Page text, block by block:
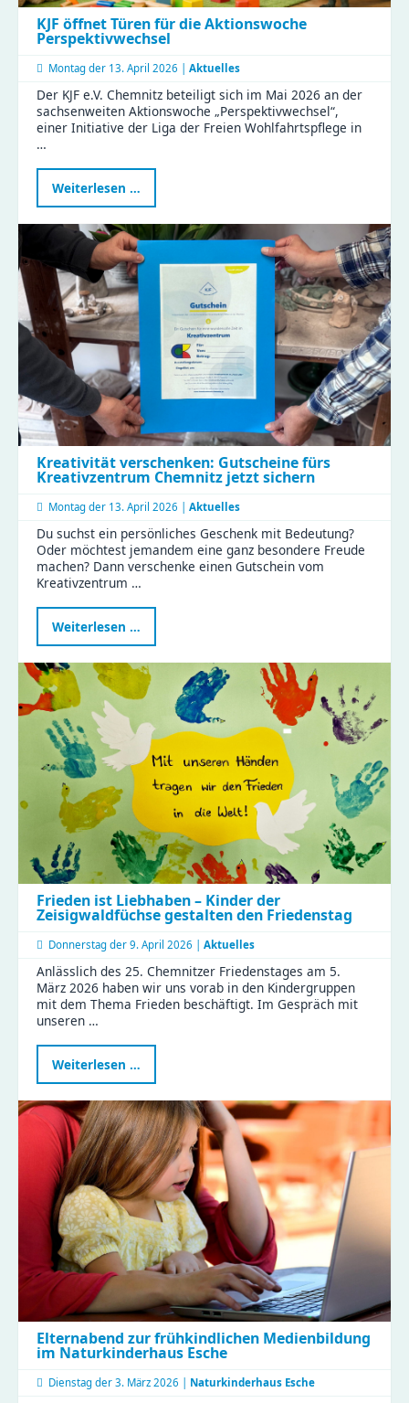
KJF öffnet Türen für die Aktionswoche
Perspektivwechsel
Montag der 13. April 2026 | Aktuelles
Der KJF e.V. Chemnitz beteiligt sich im Mai 2026 an der
sachsenweiten Aktionswoche „Perspektivwechsel“,
einer Initiative der Liga der Freien Wohlfahrtspflege in
…
Weiterlesen …
öffnet
Türen
für
die
Aktionswoche
Perspektivwechsel
Kreativität verschenken: Gutscheine fürs
Kreativzentrum Chemnitz jetzt sichern
Montag der 13. April 2026 | Aktuelles
Du suchst ein persönliches Geschenk mit Bedeutung?
Oder möchtest jemandem eine ganz besondere Freude
machen? Dann verschenke einen Gutschein vom
Kreativzentrum …
Weiterlesen …
verschenken:
fürs
Kreativzentrum
Chemnitz
jetzt
sichern
Frieden ist Liebhaben – Kinder der
Zeisigwaldfüchse gestalten den Friedenstag
Donnerstag der 9. April 2026 | Aktuelles
Anlässlich des 25. Chemnitzer Friedenstages am 5.
März 2026 haben wir uns vorab in den Kindergruppen
mit dem Thema Frieden beschäftigt. Im Gespräch mit
unseren …
Weiterlesen …
ist
Liebhaben
–
Kinder
der
Zeisigwaldfüchse
gestalten
den
Friedenstag
Elternabend zur frühkindlichen Medienbildung
im Naturkinderhaus Esche
Dienstag der 3. März 2026 | Naturkinderhaus Esche